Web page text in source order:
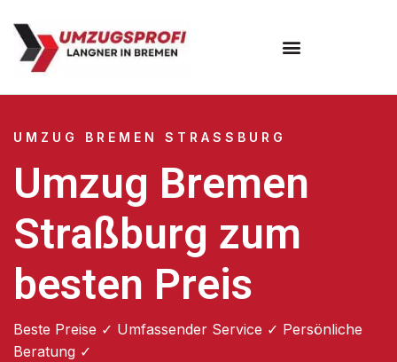
UMZUG BREMEN STRASSBURG
Umzug Bremen
Straßburg zum
besten Preis
Beste Preise ✓ Umfassender Service ✓ Persönliche
Beratung ✓